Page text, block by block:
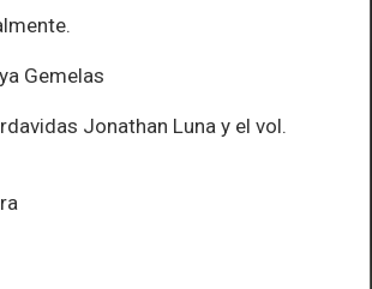
Gemelas
Jonathan Luna y el vol.